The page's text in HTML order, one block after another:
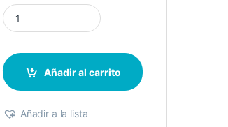
Cartucho de Toner Asertek CR SAMS 109 quantity
Añadir al carrito
Añadir a la lista